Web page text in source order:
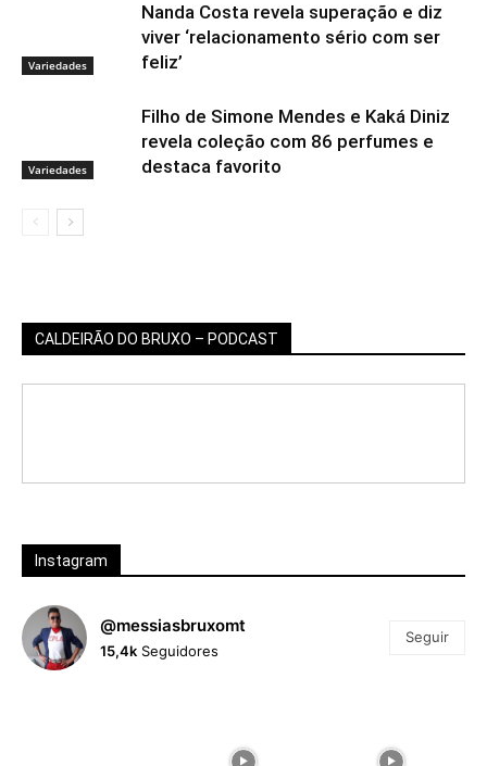
Variedades
Nanda Costa revela superação e diz
viver ‘relacionamento sério com ser
feliz’
Variedades
Filho de Simone Mendes e Kaká Diniz
revela coleção com 86 perfumes e
destaca favorito
CALDEIRÃO DO BRUXO – PODCAST
Instagram
@messiasbruxomt
15,4k Seguidores
Seguir